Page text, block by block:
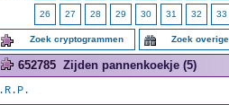
26 27 28 29 30 31 32 33
Zoek cryptogrammen Zoek
652785 Zijden pannenkoekje (5)
.R.P.